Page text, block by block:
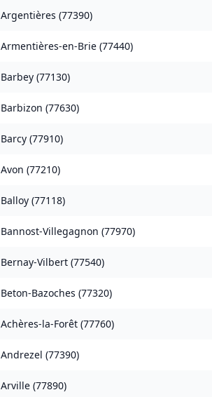
Argentières (77390)
Armentières-en-Brie (77440)
Barbey (77130)
Barbizon (77630)
Barcy (77910)
Avon (77210)
Balloy (77118)
Bannost-Villegagnon (77970)
Bernay-Vilbert (77540)
Beton-Bazoches (77320)
Achères-la-Forêt (77760)
Andrezel (77390)
Arville (77890)